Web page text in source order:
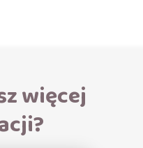
więcej